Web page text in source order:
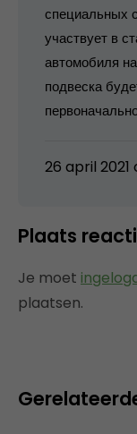
специальных
участвует в
автомобиля
подвеска
26 april 2021
Plaats
Je moet
plaatsen.